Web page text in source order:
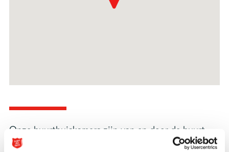
Onze buurthuiskamers zijn van en door de buurt.
Ontmoeting, omzien naar elkaar, goede gesprekken